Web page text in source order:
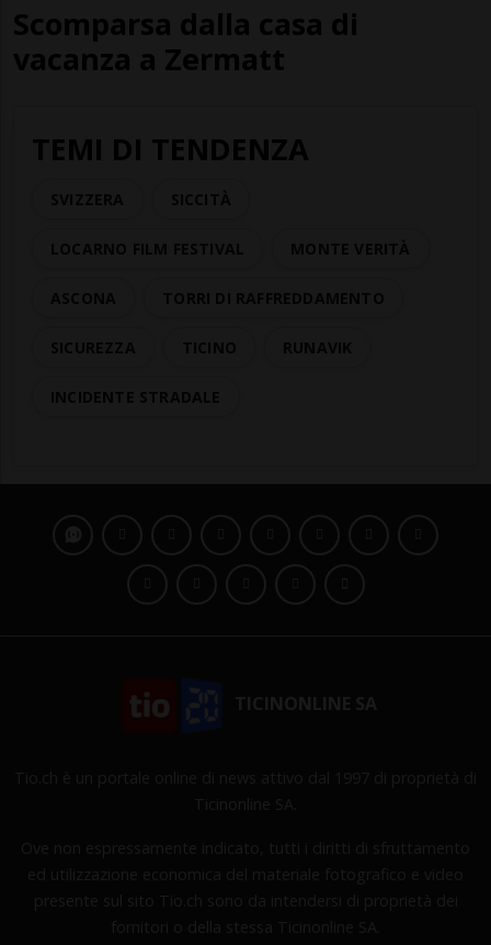
Scomparsa dalla casa di
vacanza a Zermatt
TEMI DI TENDENZA